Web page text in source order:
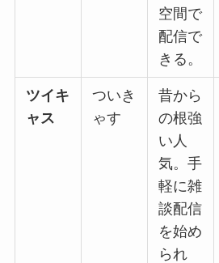
空間で
配信で
きる。
ツイキ
ャス
ついき
ゃす
昔から
の根強
い人
気。手
軽に雑
談配信
を始め
られ